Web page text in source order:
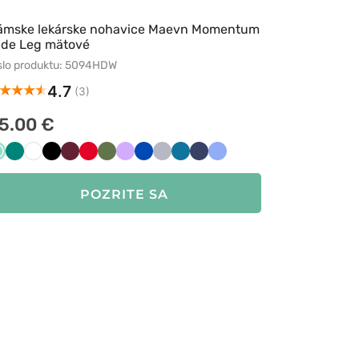
lekárske nohavice Maevn Momentum
Leg mätové
produktu: 5094HDW
4.7 (3)
€
Zielony
BiałyCzarnyWiśniowy
Czerwony
Oliwkowy
Lawendowy
Królewski
Popielaty
Karaibski
CiemnyKlasyczny
POZRITE SA